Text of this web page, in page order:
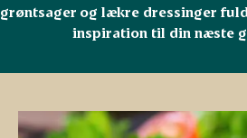
grøntsager og lækre dressinger
inspiration til din næste